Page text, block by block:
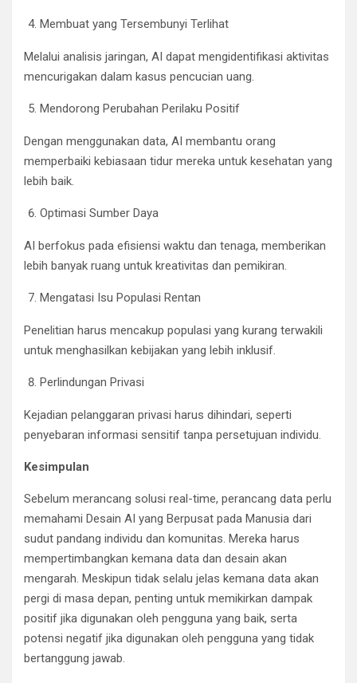
Membuat yang Tersembunyi Terlihat
Melalui analisis jaringan, AI dapat mengidentifikasi aktivitas
mencurigakan dalam kasus pencucian uang.
Mendorong Perubahan Perilaku Positif
Dengan menggunakan data, AI membantu orang
memperbaiki kebiasaan tidur mereka untuk kesehatan yang
lebih baik.
Optimasi Sumber Daya
AI berfokus pada efisiensi waktu dan tenaga, memberikan
lebih banyak ruang untuk kreativitas dan pemikiran.
Mengatasi Isu Populasi Rentan
Penelitian harus mencakup populasi yang kurang terwakili
untuk menghasilkan kebijakan yang lebih inklusif.
Perlindungan Privasi
Kejadian pelanggaran privasi harus dihindari, seperti
penyebaran informasi sensitif tanpa persetujuan individu.
Kesimpulan
Sebelum merancang solusi real-time, perancang data perlu
memahami Desain AI yang Berpusat pada Manusia dari
sudut pandang individu dan komunitas. Mereka harus
mempertimbangkan kemana data dan desain akan
mengarah. Meskipun tidak selalu jelas kemana data akan
pergi di masa depan, penting untuk memikirkan dampak
positif jika digunakan oleh pengguna yang baik, serta
potensi negatif jika digunakan oleh pengguna yang tidak
bertanggung jawab.